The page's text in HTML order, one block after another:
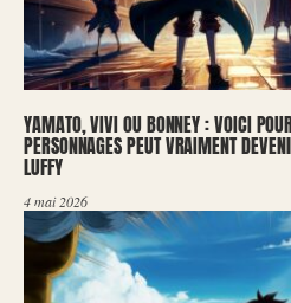
YAMATO, VIVI OU BONNEY : VOICI
PERSONNAGES PEUT VRAIMENT
LUFFY
4 mai 2026